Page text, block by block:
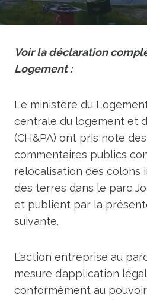
Voir la déclaration
Logement :
Le ministère du
centrale du logement et
(CH&PA) ont pris note
commentaires publics
relocalisation des colons
des terres dans le parc
et publient par la
suivante.
L’action entreprise au
mesure d’application
conformément au